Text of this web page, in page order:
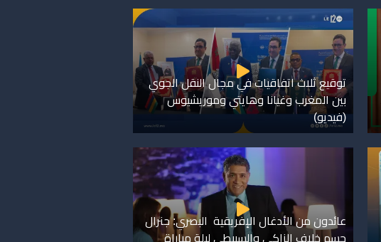
توقيع ثلاث اتفاقيات في مجال النقل الجوي
بين المغرب وغيانا وهايتي وموريشيوس
(فيديو)
عائدون من الأدغال الإفريقية البصري: جنرال
حسم خلاف الزاكي والسبيطي ليلة مباراة